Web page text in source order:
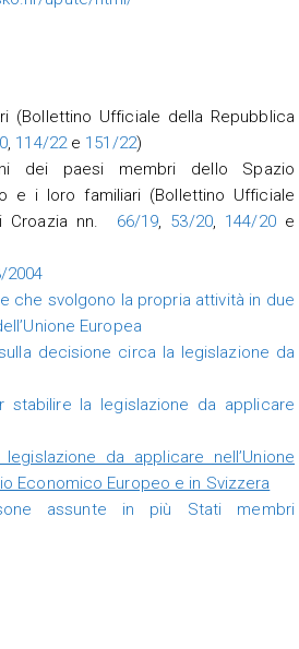
(Bollettino Ufficiale della Repubblica
, 114/22e 151/22)
dei paesi membri dello Spazio
e i loro familiari (Bollettino Ufficiale
Croazia nn.
66/19, 53/20, 144/20e
2004
che svolgono la propria attività in due
Europea
decisione circa la legislazione da
stabilire la legislazione da applicare
da applicare nell’Unione
Economico Europeo e in Svizzera
assunte in più Stati membri